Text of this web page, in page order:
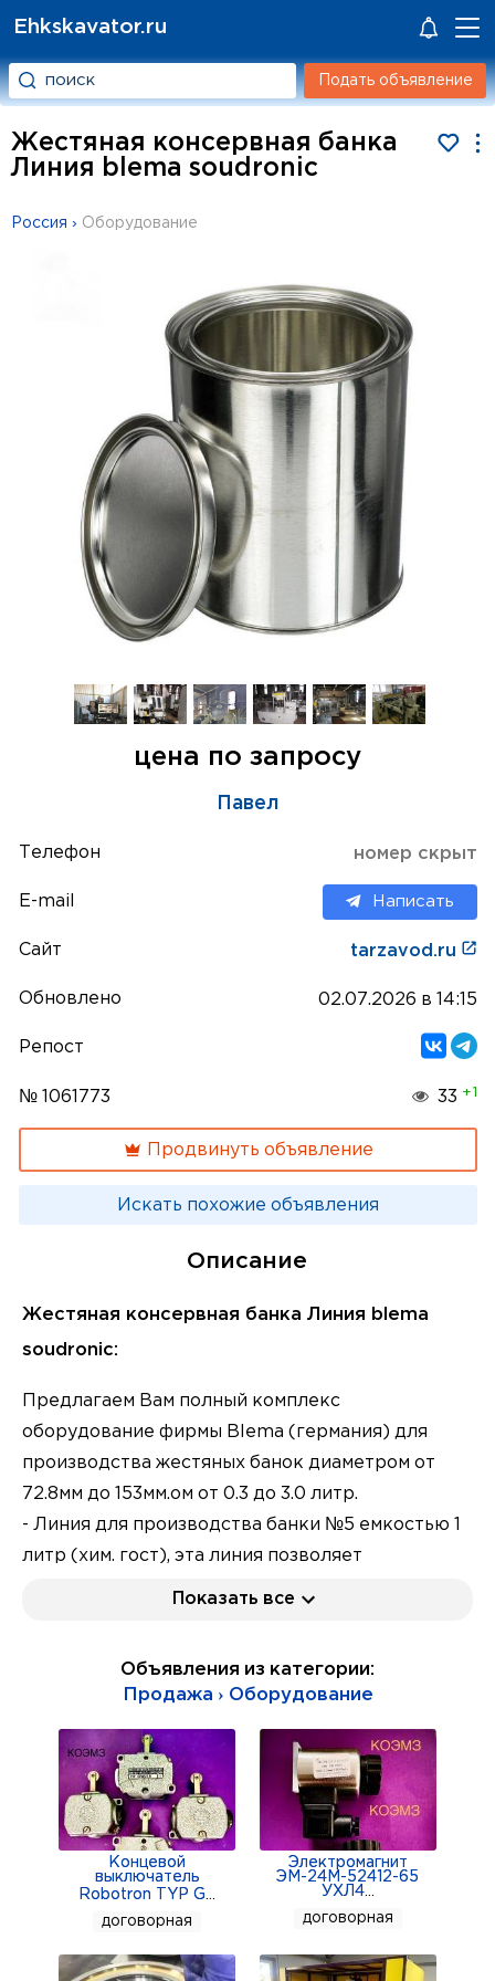
Ehkskavator.ru
Подать объявление
Жестяная консервная банка
Линия blema soudronic
Россия › Оборудование
цена по запросу
Павел
Телефон номер скрыт
E-mail Написать
Сайт tarzavod.ru
Обновлено 02.07.2026 в 14:15
Репост
№ 1061773 33 +1
Продвинуть объявление
Искать похожие объявления
Описание
Жестяная консервная банка Линия blema
soudronic:
Предлагаем Вам полный комплекс
оборудование фирмы Blema (германия) для
производства жестяных банок диаметром от
72.8мм до 153мм.ом от 0.3 до 3.0 литр.
- Линия для производства банки №5 емкостью 1
литр (хим. гост), эта линия позволяет
производить банки диаметром от 72.8 до 99мм.
основных узлов, позволяющие производить
В составе линии-
- Три пресса, укомплектованные двойными
штампами на 99мм (Кольцо, дно, крышка)
- два пастонаклада
- два сушильных шкафа
- одинарные ножницы ( порезки бланков для
- двойные дисковые ножницы ( порезки бланков
Показать все
Объявления из категории:
Продажа › Оборудование
Концевой
выключатель
Robotron TYP G
договорная
Электромагнит
ЭМ-24М-52412-65
УХЛ4...
договорная